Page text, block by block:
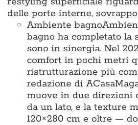
delle porte interne,
Ambiente bagno
bagno ha completato la
sono in sinergia. Nel
comfort in pochi metri
ristrutturazione più
redazione di
muove in due direzioni
da un lato, e la texture
120×280 cm e oltre —